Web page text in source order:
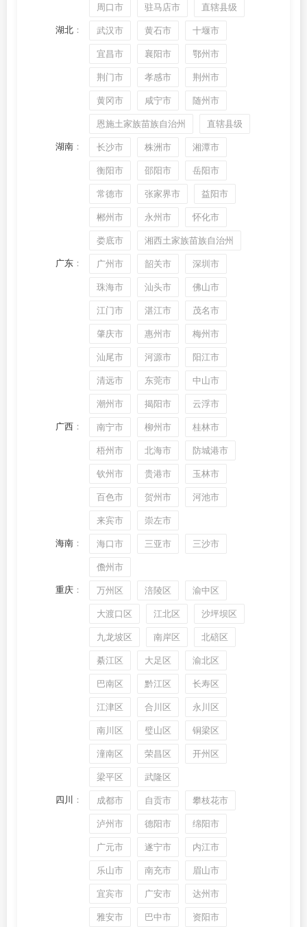
周口市 驻马店市 直辖县级
湖北： 武汉市 黄石市 十堰市
宜昌市 襄阳市 鄂州市
荆门市 孝感市 荆州市
黄冈市 咸宁市 随州市
恩施土家族苗族自治州 直辖县级
湖南： 长沙市 株洲市 湘潭市
衡阳市 邵阳市 岳阳市
常德市 张家界市 益阳市
郴州市 永州市 怀化市
娄底市 湘西土家族苗族自治州
广东： 广州市 韶关市 深圳市
珠海市 汕头市 佛山市
江门市 湛江市 茂名市
肇庆市 惠州市 梅州市
汕尾市 河源市 阳江市
清远市 东莞市 中山市
潮州市 揭阳市 云浮市
广西： 南宁市 柳州市 桂林市
梧州市 北海市 防城港市
钦州市 贵港市 玉林市
百色市 贺州市 河池市
来宾市 崇左市
海南： 海口市 三亚市 三沙市
儋州市
重庆： 万州区 涪陵区 渝中区
大渡口区 江北区 沙坪坝区
九龙坡区 南岸区 北碚区
綦江区 大足区 渝北区
巴南区 黔江区 长寿区
江津区 合川区 永川区
南川区 璧山区 铜梁区
潼南区 荣昌区 开州区
梁平区 武隆区
四川 ： 成都市 自贡市 攀枝花市
泸州市 德阳市 绵阳市
广元市 遂宁市 内江市
乐山市 南充市 眉山市
宜宾市 广安市 达州市
雅安市 巴中市 资阳市